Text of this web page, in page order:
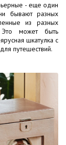
- еще один
бывают разных
из разных
Это может быть
шкатулка с
путешествий.